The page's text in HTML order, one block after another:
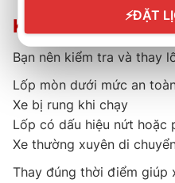
Khi nào nên thay
Bạn nên kiểm tra và thay
Lốp mòn dưới mức an toàn
Xe bị rung khi chạy
Lốp có dấu hiệu nứt hoặc
Xe thường xuyên di
Thay đúng thời điểm giúp
⚡ĐẶT